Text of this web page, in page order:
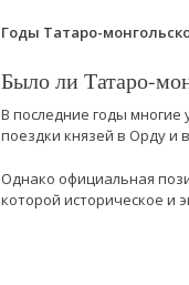
Годы Татаро-
Было ли Татаро-
В последние годы многие
поездки князей в Орду и
Однако официальная
которой историческое и